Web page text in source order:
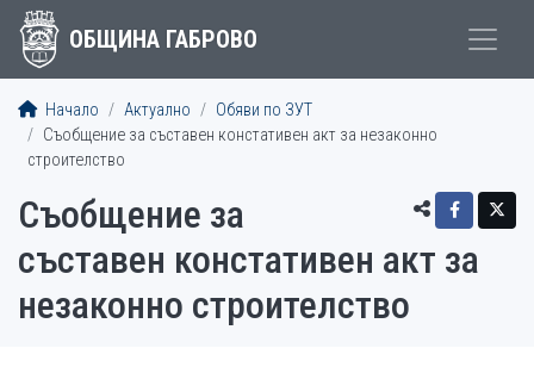
ОБЩИНА ГАБРОВО
Начало Актуално
Обяви по ЗУТ
Съобщение за съставен констативен акт за незаконно
строителство
Съобщение за
съставен констативен акт за
незаконно строителство